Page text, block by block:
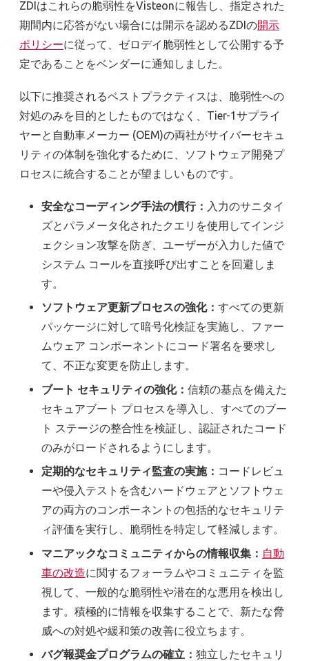
ZDIはこれらの脆弱性をVisteonに報告し、指定された
期間内に応答がない場合には開示を認めるZDIの開示
ポリシーに従って、ゼロデイ脆弱性として公開する予
定であることをベンダーに通知しました。
以下に推奨されるベストプラクティスは、脆弱性への
対処のみを目的としたものではなく、Tier-1サプライ
ヤーと自動車メーカー (OEM)の両社がサイバーセキュ
リティの体制を強化するために、ソフトウェア開発プ
ロセスに統合することが望ましいものです。
安全なコーディング手法の慣行： 入力のサニタイ
ズとパラメータ化されたクエリを使用してインジ
ェクション攻撃を防ぎ、ユーザーが入力した値で
システム コールを直接呼び出すことを回避しま
す。
ソフトウェア更新プロセスの強化： すべての更新
パッケージに対して暗号化検証を実施し、ファー
ムウェア コンポーネントにコード署名を要求し
て、不正な変更を防止します。
ブート セキュリティの強化： 信頼の基点を備えた
セキュアブート プロセスを導入し、すべてのブー
ト ステージの整合性を検証し、認証されたコード
のみがロードされるようにします。
定期的なセキュリティ監査の実施： コードレビュ
ーや侵入テストを含むハードウェアとソフトウェ
アの両方のコンポーネントの包括的なセキュリテ
ィ評価を実行し、脆弱性を特定して軽減します。
マニアックなコミュニティからの情報収集： 自動
車の改造に関するフォーラムやコミュニティを監
視して、一般的な脆弱性や潜在的な悪用を検出し
ます。積極的に情報を収集することで、新たな脅
威への対処や緩和策の改善に役立ちます。
バグ報奨金プログラムの確立： 独立したセキュリ